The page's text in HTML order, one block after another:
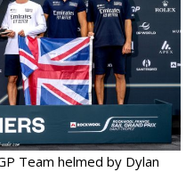
Team helmed by Dylan